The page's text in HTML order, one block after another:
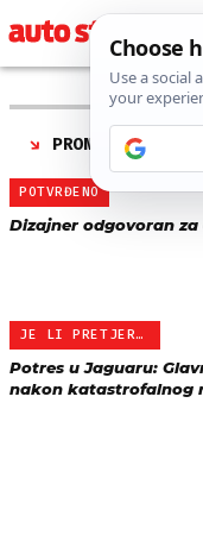
PRONAĐENO 2
POTVRĐENO
Dizajner odgovoran
JE LI PRETJERAO?
Potres u Jaguaru:
nakon katastrofalnog